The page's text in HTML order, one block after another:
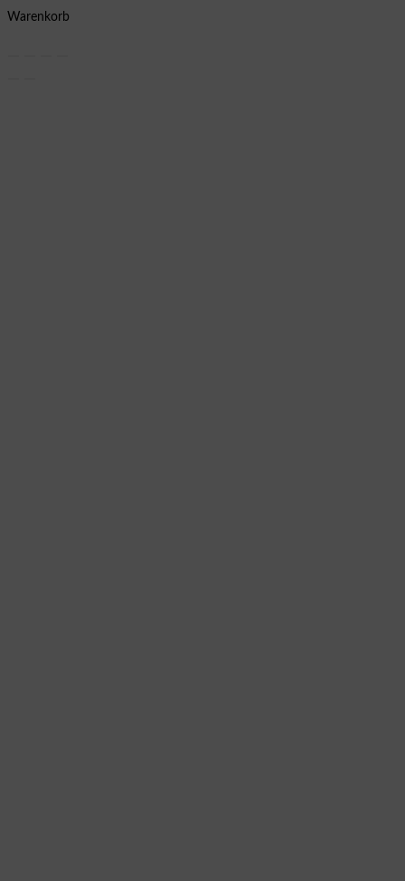
Warenkorb